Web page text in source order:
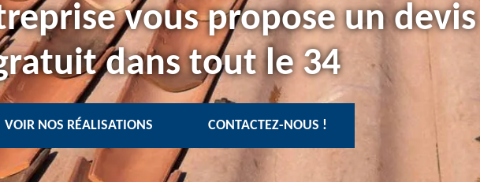
vous propose un devis
dans tout le 34
VOIR NOS RÉALISATIONS CONTACTEZ-NOUS !